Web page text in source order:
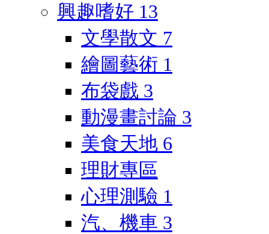
興趣嗜好 13
文學散文 7
繪圖藝術 1
布袋戲 3
動漫畫討論 3
美食天地 6
理財專區
心理測驗 1
汽、機車 3